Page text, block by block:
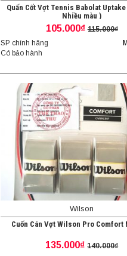
Quấn Cốt Vợt Tennis Babolat
Nhiều màu )
105.000₫ 115.000₫
SP chính hãng
Có bảo hành
Wilson
Cuốn Cán Vợt Wilson Pro Comfort
135.000₫ 140.000₫